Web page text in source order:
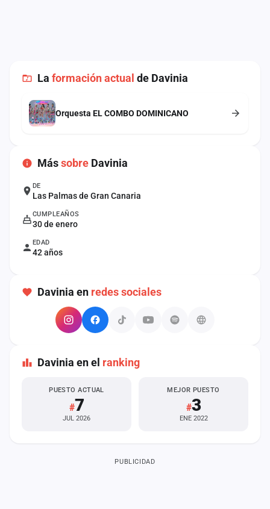
La formación actual de Davinia
Orquesta EL COMBO DOMINICANO
Mássobre Davinia
DE
Las Palmas de Gran Canaria
CUMPLEAÑOS
30 de enero
EDAD
42 años
Davinia en redes sociales
Davinia en el ranking
PUESTO ACTUAL
#7
JUL 2026
MEJOR PUESTO
#3
ENE 2022
PUBLICIDAD